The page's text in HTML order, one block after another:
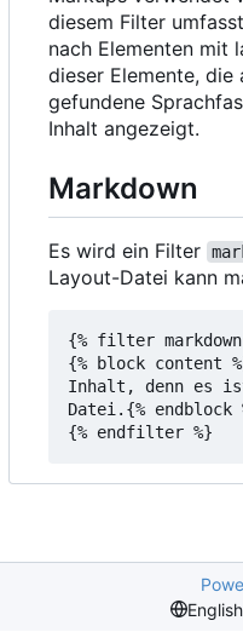
diesem Filter
nach Elementen mit
dieser Elemente,
gefundene
Inhalt angezeigt.
Markdown
Es wird ein Filter
Layout-Datei kann
{% filter markdown
{% block content
Inhalt, denn es
Datei.{% endblock
English